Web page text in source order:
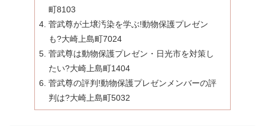
町8103
菅武尊が土壌汚染を学ぶ!動物保護プレゼン
も?大崎上島町7024
菅武尊は動物保護プレゼン・日光市を対策し
たい?大崎上島町1404
菅武尊の評判!動物保護プレゼンメンバーの評
判は?大崎上島町5032